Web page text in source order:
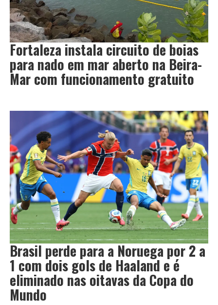
Fortaleza instala circuito de boias
para nado em mar aberto na Beira-
Mar com funcionamento gratuito
Brasil perde para a Noruega por 2 a
1 com dois gols de Haaland e é
eliminado nas oitavas da Copa do
Mundo